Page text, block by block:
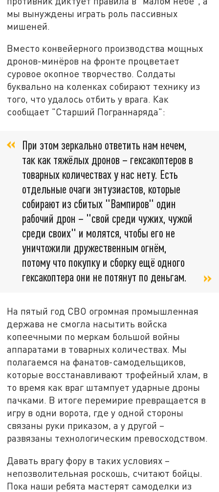
мы вынуждены играть роль пассивных
мишеней.
Вместо конвейерного производства мощных
дронов-минёров на фронте процветает
суровое окопное творчество. Солдаты
буквально на коленках собирают технику из
того, что удалось отбить у врага. Как
сообщает "Старший Пограннаряда":
При этом зеркально ответить нам нечем,
так как тяжёлых дронов – гексакоптеров в
товарных количествах у нас нету. Есть
отдельные очаги энтузиастов, которые
собирают из сбитых "Вампиров" один
рабочий дрон – "свой среди чужих, чужой
среди своих" и молятся, чтобы его не
уничтожили дружественным огнём,
потому что покупку и сборку ещё одного
гексакоптера они не потянут по деньгам.
На пятый год СВО огромная промышленная
держава не смогла насытить войска
копеечными по меркам большой войны
аппаратами в товарных количествах. Мы
полагаемся на фанатов-самодельщиков,
которые восстанавливают трофейный хлам, в
то время как враг штампует ударные дроны
пачками. В итоге перемирие превращается в
игру в одни ворота, где у одной стороны
связаны руки приказом, а у другой –
развязаны технологическим превосходством.
Давать врагу фору в таких условиях –
непозволительная роскошь, считают бойцы.
Пока наши ребята мастерят самоделки из